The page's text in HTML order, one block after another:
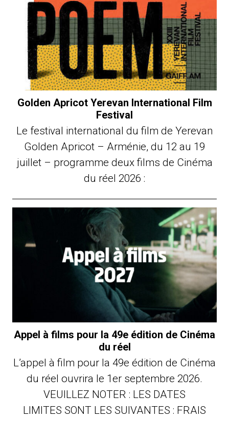
Golden Apricot Yerevan International Film
Festival
Le festival international du film de Yerevan
Golden Apricot – Arménie, du 12 au 19
juillet – programme deux films de Cinéma
du réel 2026 :
Appel à films pour la 49e édition de Cinéma
du réel
L’appel à film pour la 49e édition de Cinéma
du réel ouvrira le 1er septembre 2026.
VEUILLEZ NOTER : LES DATES
LIMITES SONT LES SUIVANTES : FRAIS